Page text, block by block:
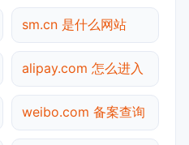
sm.cn 是什么网站
alipay.com 怎么进入
weibo.com 备案查询